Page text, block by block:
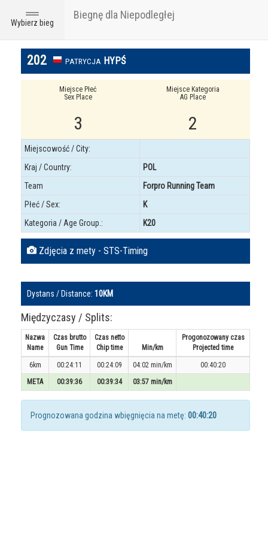
Toggle
navigation
Wybierz bieg
Biegnę dla Niepodległej
202 PATRYCJA HYPŚ
Miejsce Płeć
Sex Place
3
Miejsce Kategoria
AG Place
2
Miejscowość / City:
Kraj / Country:
POL
Team
Forpro Running Team
Płeć / Sex:
K
Kategoria / Age Group.:
K20
Zdjęcia z mety - STS-Timing
Dystans / Distance: 10KM
Międzyczasy / Splits:
Nazwa
Name
Czas brutto
Gun Time
Czas netto
Chip time
Min/km
Progonozowany czas
Projected time
6km 00:24:11 00:24:09 04:02 min/km
00:40:20
META
00:39:36 00:39:34 03:57 min/km
Prognozowana godzina wbięgnięcia na metę: 00:40:20